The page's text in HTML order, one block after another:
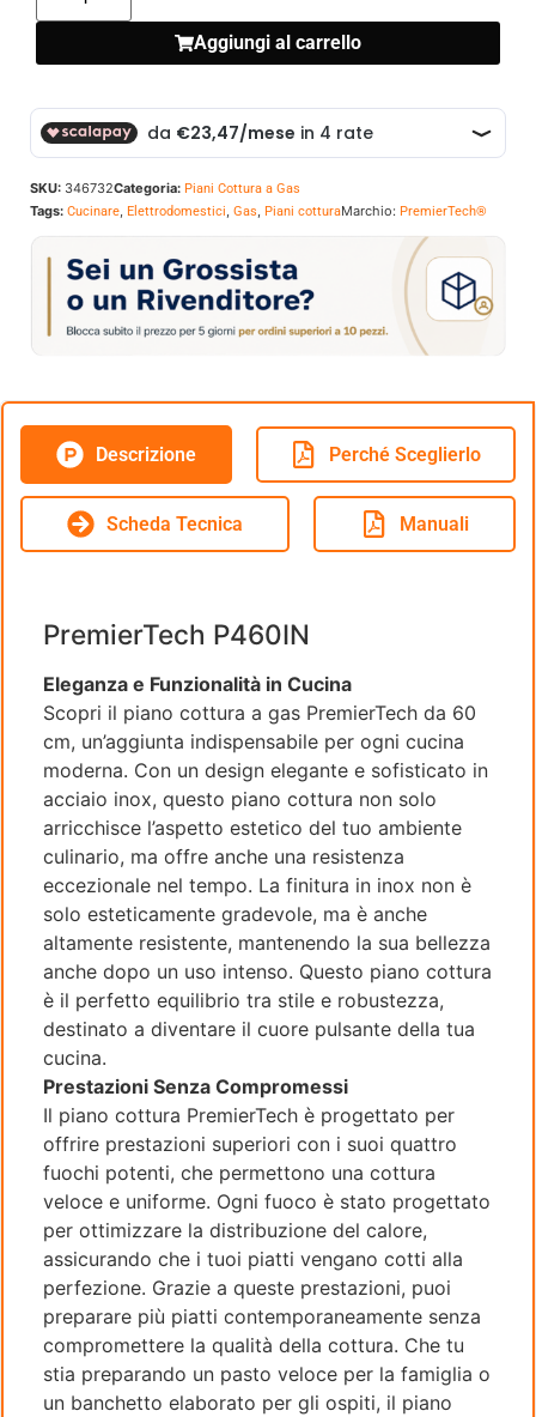
Aggiungi al carrello
SKU: 346732Categoria: Piani Cottura a Gas
Tags: Cucinare, Elettrodomestici, Gas, Piani cotturaMarchio: PremierTech®
Descrizione Perché Sceglierlo
Scheda Tecnica Manuali
PremierTech P460IN
Eleganza e Funzionalità in Cucina
Scopri il piano cottura a gas PremierTech da 60
cm, un’aggiunta indispensabile per ogni cucina
moderna. Con un design elegante e sofisticato in
acciaio inox, questo piano cottura non solo
arricchisce l’aspetto estetico del tuo ambiente
culinario, ma offre anche una resistenza
eccezionale nel tempo. La finitura in inox non è
solo esteticamente gradevole, ma è anche
altamente resistente, mantenendo la sua bellezza
anche dopo un uso intenso. Questo piano cottura
è il perfetto equilibrio tra stile e robustezza,
destinato a diventare il cuore pulsante della tua
cucina.
Prestazioni Senza Compromessi
Il piano cottura PremierTech è progettato per
offrire prestazioni superiori con i suoi quattro
fuochi potenti, che permettono una cottura
veloce e uniforme. Ogni fuoco è stato progettato
per ottimizzare la distribuzione del calore,
assicurando che i tuoi piatti vengano cotti alla
perfezione. Grazie a queste prestazioni, puoi
preparare più piatti contemporaneamente senza
compromettere la qualità della cottura. Che tu
stia preparando un pasto veloce per la famiglia o
un banchetto elaborato per gli ospiti, il piano